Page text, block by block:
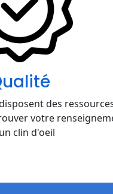
des
votre
clin d'oeil